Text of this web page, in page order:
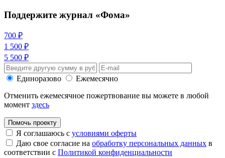
Поддержите журнал «Фома»
700 ₽
1 500 ₽
5 500 ₽
Единоразово
Ежемесячно
Отменить ежемесячное пожертвование вы можете в любой
момент здесь
Помочь проекту
Я соглашаюсь с условиями оферты
Даю свое согласие на обработку персональных данных в
соответствии с Политикой конфиденциальности